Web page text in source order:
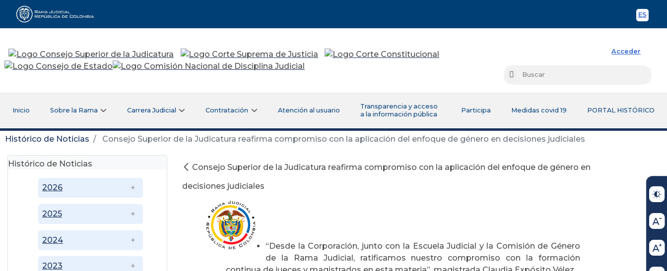
ES
Rama Judicial
Acceder
Buscar
Inicio Sobre la Rama Carrera Judicial Contratación Atención al usuario
Transparencia y acceso
a la información pública
Participa Medidas covid 19 PORTAL HISTÓRICO
Histórico de Noticias Consejo Superior de la Judicatura reafirma compromiso con la aplicación del enfoque de género en decisiones judiciales
Histórico de Noticias
2023
2024
2025
2026
Consejo Superior de la Judicatura reafirma compromiso con la aplicación del enfoque de género en
decisiones judiciales
“Desde la Corporación, junto con la Escuela Judicial y la Comisión de Género
de la Rama Judicial, ratificamos nuestro compromiso con la formación